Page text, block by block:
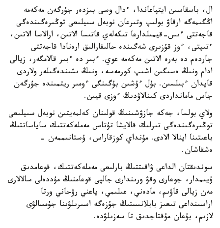
ال، باسقاسىن ايتپاعاندا، ءدال وسى بىزدەر جۇرگەن مەكەمە
اڭگىمەگە ارقاۋ بولىپ وتىرعان نوبەل سىيلىعى توڭىرەگىندەگى
قاجەتتى ءىس-قيمىلدارعا تىكەلەي قاتىسا الاتىن، ارالاسا الاتىن،
ءتىپتى، ءوز قۇزىرى شەگىندە حالىقارالىق ارەنادا قاجەتتى
جاردەم دە بەرە الاتىن مەكەمە عوي. ءبىر دە ءبىر قالامگەر، زيالى
ادام ونىڭ ەسىگىن اشىپ كورمەسە، ونىڭ ىشىندەگىلەر ولاردى
قايدان ءبىلسىن. بۇل ءۇشىن بۇگىنگى ءومىر ريتمىندە جۇرگەن
جاس مامانداردى كىنالاۋدىڭ ءوزى قيىن.
ولاي بولسا، جەكە جازۋشىنىڭ قولىنان كەلمەيتىن نوبەل سىيلىعى
توڭىرەگىندەگى تىرلىك قالايشا تۇتاس مەملەكەتتىك ساياساتتىڭ
باعىتىنا اينالا الادى. مۇنداي كوزقاراس، ۇستانىممەن -
ەشقاشان.
سوندىقتان الداعى ۋاقىتتىڭ بارلىعى مەملەكەتتىك، قوعامدىق
ۇيىمدار، جوعارى وقۋ ورىندارى جالپى قوعامنىڭ مۇددەلى سالالارى
مەن زيالى قاۋىم، مادەني، عىلىمي، ياعني رۋحاني ورتا
اراسىنداعى تىعىز بايلانىستىڭ جۇزەگە اسىرىلۋىنا جۇمسالۋى
لازىم، بۇعان مۇقتاجدىق تا سەزىلۋدە.